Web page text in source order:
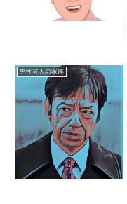
男性芸人の家族